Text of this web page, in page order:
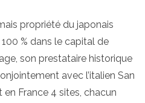
propriété du japonais
% dans le capital de
son prestataire historique
avec l’italien San
France 4 sites, chacun